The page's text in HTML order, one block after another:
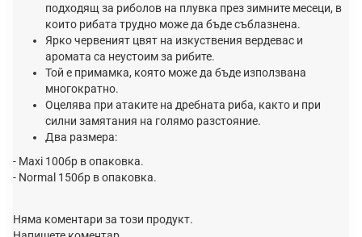
подходящ за риболов на плувка през зимните месеци, в
които рибата трудно може да бъде съблазнена.
Ярко червеният цвят на изкуствения вердевас и
аромата са неустоим за рибите.
Той е примамка, която може да бъде използвана
многократно.
Оцелява при атаките на дребната риба, както и при
силни замятания на голямо разстояние.
Два размера:
- Maxi 100бр в опаковка.
- Normal 150бр в опаковка.
Няма коментари за този продукт.